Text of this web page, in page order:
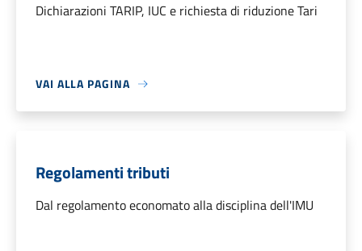
Dichiarazioni TARIP, IUC e richiesta di riduzione Tari
VAI ALLA PAGINA
Regolamenti tributi
Dal regolamento economato alla disciplina dell'IMU